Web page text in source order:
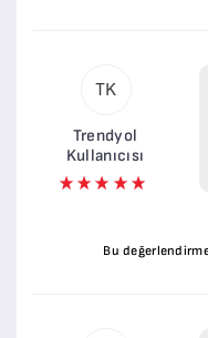
TK
Trendyol
Kullanıcısı
Bu